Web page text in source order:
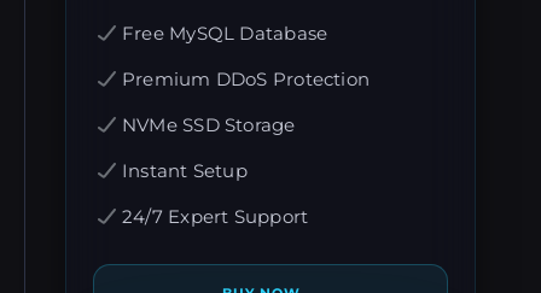
Free MySQL Database
Premium DDoS Protection
NVMe SSD Storage
Instant Setup
24/7 Expert Support